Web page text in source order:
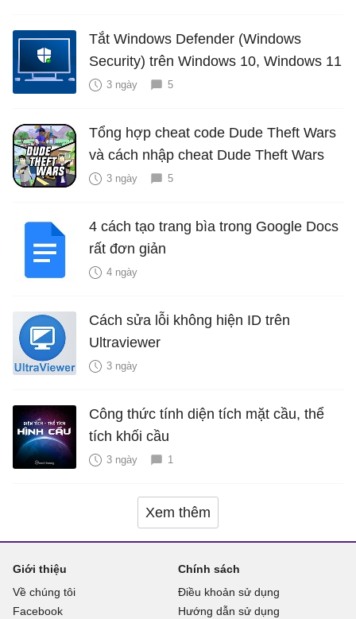
Tắt Windows Defender (Windows
Security) trên Windows 10, Windows 11
3 ngày 5
Tổng hợp cheat code Dude Theft Wars
và cách nhập cheat Dude Theft Wars
3 ngày 5
4 cách tạo trang bìa trong Google Docs
rất đơn giản
4 ngày
Cách sửa lỗi không hiện ID trên
Ultraviewer
3 ngày
Công thức tính diện tích mặt cầu, thể
tích khối cầu
3 ngày 1
Xem thêm
Giới thiệu
Về chúng tôi
Facebook
Chính sách
Điều khoản sử dụng
Hướng dẫn sử dụng